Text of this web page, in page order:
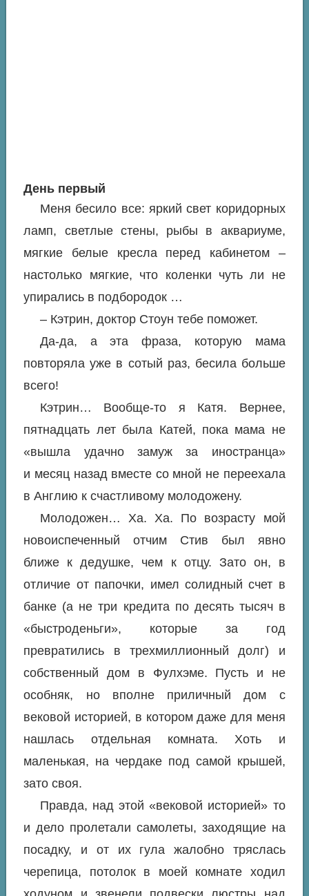
День первый
Меня бесило все: яркий свет коридорных
ламп, светлые стены, рыбы в аквариуме,
мягкие белые кресла перед кабинетом –
настолько мягкие, что коленки чуть ли не
упирались в подбородок …
– Кэтрин, доктор Стоун тебе поможет.
Да-да, а эта фраза, которую мама
повторяла уже в сотый раз, бесила больше
всего!
Кэтрин… Вообще-то я Катя. Вернее,
пятнадцать лет была Катей, пока мама не
«вышла удачно замуж за иностранца»
и месяц назад вместе со мной не переехала
в Англию к счастливому молодожену.
Молодожен… Ха. Ха. По возрасту мой
новоиспеченный отчим Стив был явно
ближе к дедушке, чем к отцу. Зато он, в
отличие от папочки, имел солидный счет в
банке (а не три кредита по десять тысяч в
«быстроденьги», которые за год
превратились в трехмиллионный долг) и
собственный дом в Фулхэме. Пусть и не
особняк, но вполне приличный дом с
вековой историей, в котором даже для меня
нашлась отдельная комната. Хоть и
маленькая, на чердаке под самой крышей,
зато своя.
Правда, над этой «вековой историей» то
и дело пролетали самолеты, заходящие на
посадку, и от их гула жалобно тряслась
черепица, потолок в моей комнате ходил